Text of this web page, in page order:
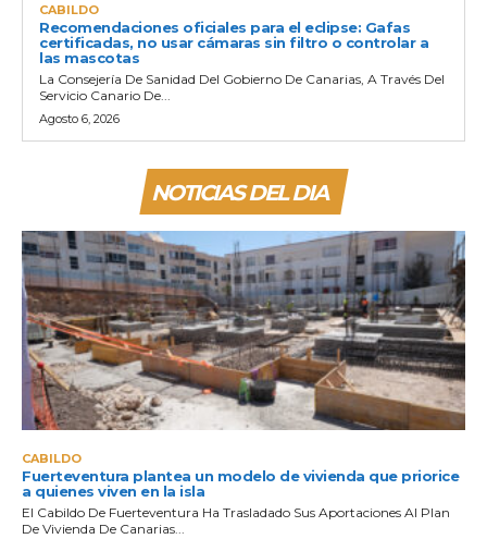
CABILDO
Recomendaciones oficiales para el eclipse: Gafas
certificadas, no usar cámaras sin filtro o controlar a
las mascotas
La Consejería De Sanidad Del Gobierno De Canarias, A Través Del
Servicio Canario De...
Agosto 6, 2026
NOTICIAS DEL DIA
CABILDO
Fuerteventura plantea un modelo de vivienda que priorice
a quienes viven en la isla
El Cabildo De Fuerteventura Ha Trasladado Sus Aportaciones Al Plan
De Vivienda De Canarias...